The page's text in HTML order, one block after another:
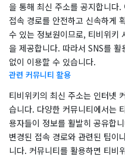
을 통해 최신 주소를 공지합니다
접속 경로를 안전하고 신속하게
수 있는 정보원이므로, 티비위키
을 제공합니다. 따라서 SNS를
없이 이용할 수 있습니다.
관련 커뮤니티 활용
티비위키의 최신 주소는 인터넷
습니다. 다양한 커뮤니티에서는
용자들이 정보를 활발히 공유합
변경된 접속 경로와 관련된 팁이
니다. 커뮤니티를 활용하면 티비